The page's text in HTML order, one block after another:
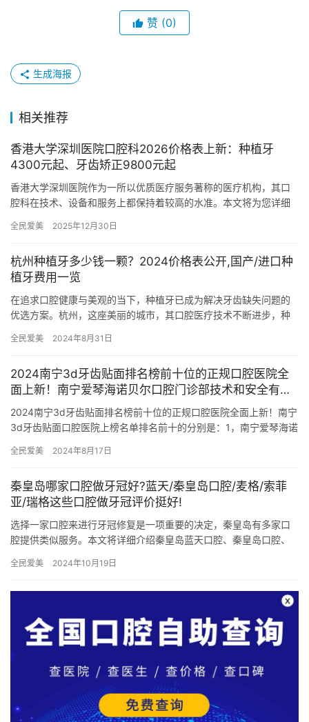
赞 (0)
生成海报
相关推荐
香港大学深圳医院口腔科2026价格表上新：种植牙
4300元起、牙齿矫正9800元起
香港大学深圳医院作为一所以优质医疗服务著称的医疗机构，其口
腔科在技术、设备和服务上都保持着较高的水准。本文将为您详细
全民爱美 2025年12月30日
杭州种植牙多少钱一颗？2024价格表公开,国产/进口种
植牙费用一览
在追求口腔健康与美观的当下，种植牙已成为解决牙齿缺失问题的
优选方案。杭州，这座美丽的城市，其口腔医疗技术不断进步，种
杭…
全民爱美 2024年8月31日
2024南宁3d牙齿贴面排名榜前十位的正规口腔医院全
面上新！南宁爱琴海诺贝尔口腔门诊部技术和安全有保
障
2024南宁3d牙齿贴面排名榜前十位的正规口腔医院全面上新！南宁
3d牙齿贴面口腔医院上榜名单排名前十的分别是：1，南宁爱琴海诺
全民爱美 2024年8月17日
秦皇岛哪家口腔做牙冠好?蓝天/秦皇岛口腔/麦格/索菲
亚/瑞格这些口腔做牙冠评价挺好!
选择一家口腔来进行牙冠修复是一项重要的决定，秦皇岛有多家口
腔提供类似服务。本文将详细介绍秦皇岛蓝天口腔、秦皇岛口腔、
几家口…
全民爱美 2024年10月19日